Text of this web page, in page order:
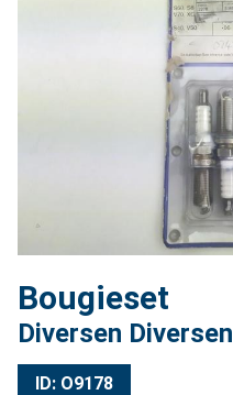
Bougieset
Diversen Diversen
ID: O9178